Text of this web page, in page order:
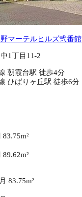
マーテルヒルズ弐番館
1丁目11-2
朝霞台駅 徒歩4分
ひばりヶ丘駅 徒歩6分
83.75m²
89.62m²
83.75m²